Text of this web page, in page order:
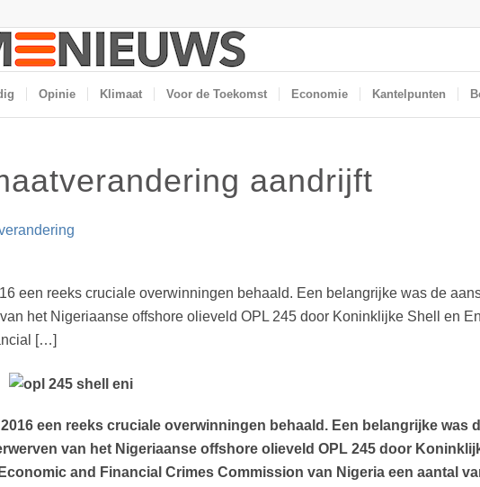
Opinie Klimaat Voor de Toekomst Economie Kantelpunten
aandrijft
een reeks cruciale overwinningen behaald. Een belangrijke was de
het Nigeriaanse offshore olieveld OPL 245 door Koninklijke Shell en
[…]
een reeks cruciale overwinningen behaald. Een belangrijke was
van het Nigeriaanse offshore olieveld OPL 245 door
and Financial Crimes Commission van Nigeria een aantal